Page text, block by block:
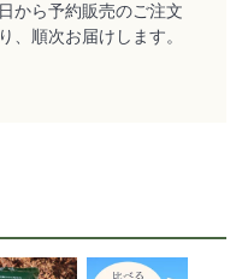
から予約販売のご注文
、順次お届けします。